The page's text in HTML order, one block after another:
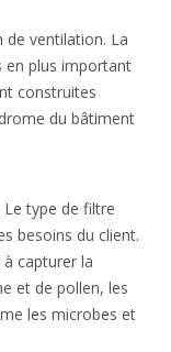
ventilation. La
en plus important
construites
du bâtiment
Le type de filtre
besoins du client.
à capturer la
et de pollen, les
les microbes et